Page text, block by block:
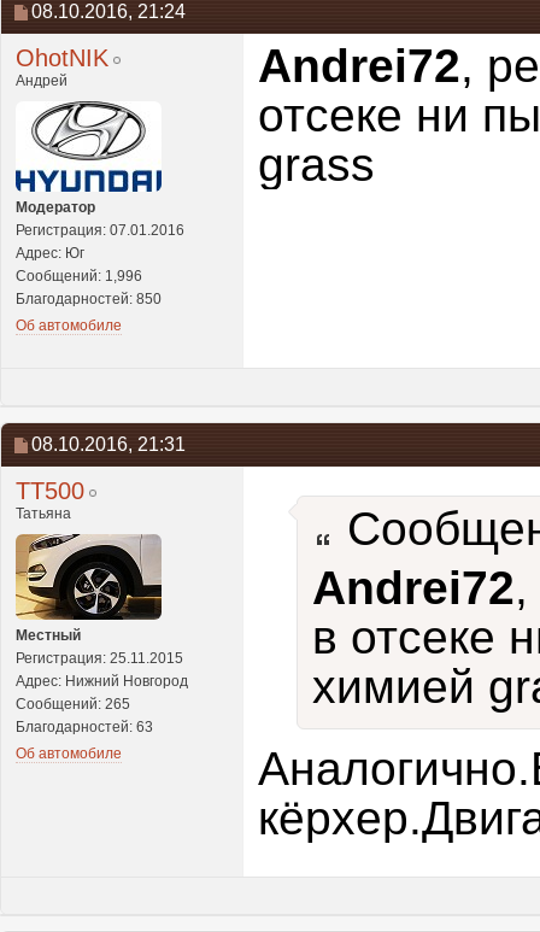
08.10.2016, 21:24
OhotNIK
Андрей
Модератор
Регистрация: 07.01.2016
Адрес: Юг
Сообщений: 1,996
Благодарностей: 850
Об автомобиле
Andrei72,
отсеке ни
grass
08.10.2016, 21:31
ТТ500
Татьяна
Местный
Регистрация: 25.11.2015
Адрес: Нижний Новгород
Сообщений: 265
Благодарностей: 63
Об автомобиле
Andrei72
в отсеке
химией